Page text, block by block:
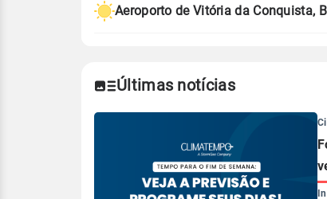
Aeroporto de Vitória da Conquista,
Últimas notícias